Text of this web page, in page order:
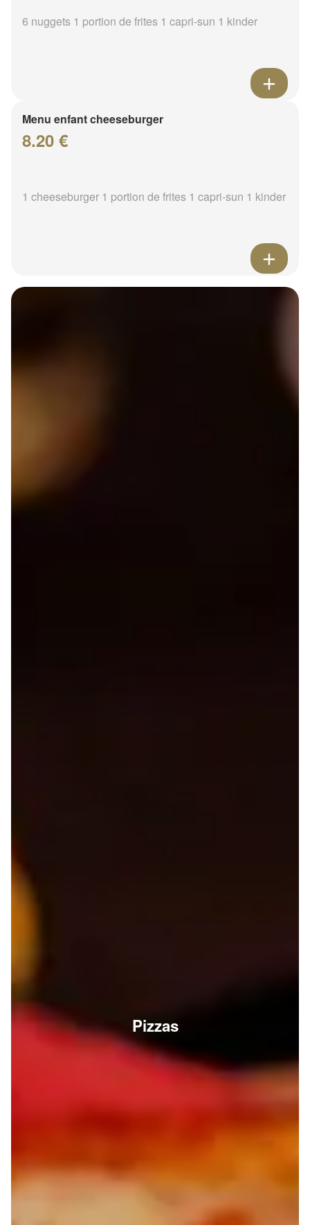
6 nuggets 1 portion de frites 1 capri-sun 1 kinder
Menu enfant cheeseburger
8.20 €
1 cheeseburger 1 portion de frites 1 capri-sun 1 kinder
Pizzas